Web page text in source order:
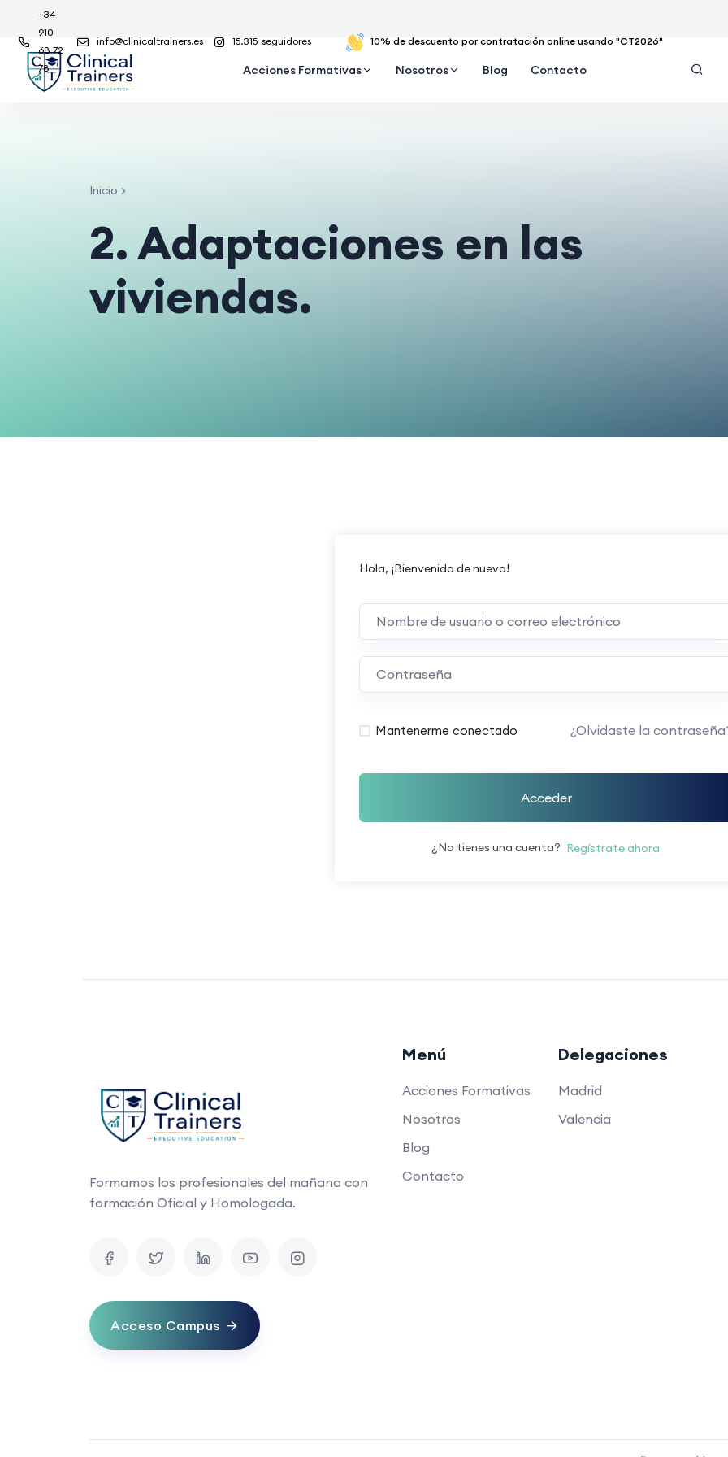
15.315 seguidores
info@clinicaltrainers.es
+34
910
68 72
78
10% de descuento por contratación online usando "CT2026"
Acciones Formativas Nosotros Blog Contacto
Inicio
2. Adaptaciones en las
viviendas.
Hola, ¡Bienvenido de nuevo!
Mantenerme conectado ¿Olvidaste la
Acceder
¿No tienes una cuenta? Regístrate ahora
Formamos los profesionales del mañana con
formación Oficial y Homologada.
Acceso Campus
Menú
Acciones Formativas
Nosotros
Blog
Contacto
Delegaciones
Madrid
Valencia